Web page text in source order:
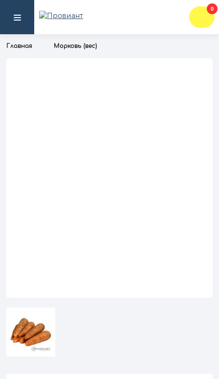
0
Главная Морковь (вес)